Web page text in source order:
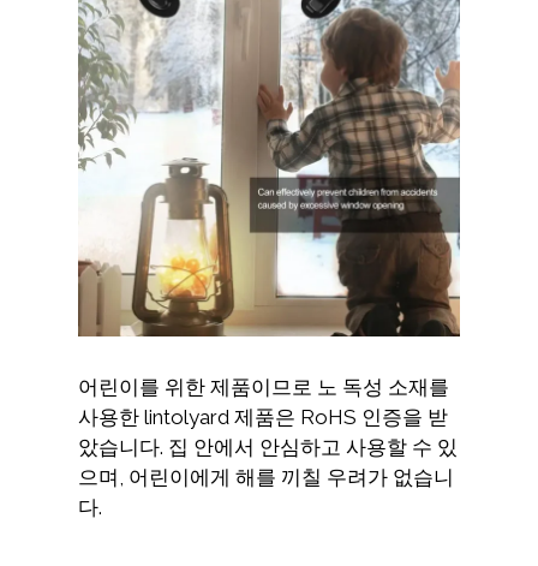
어린이를 위한 제품이므로 노 독성 소재를
사용한 lintolyard 제품은 RoHS 인증을 받
았습니다. 집 안에서 안심하고 사용할 수 있
으며, 어린이에게 해를 끼칠 우려가 없습니
다.